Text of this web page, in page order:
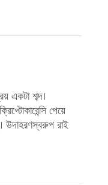
একটা শব্দ।
পেয়ে
রাই